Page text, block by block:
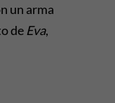
un arma
de Eva,